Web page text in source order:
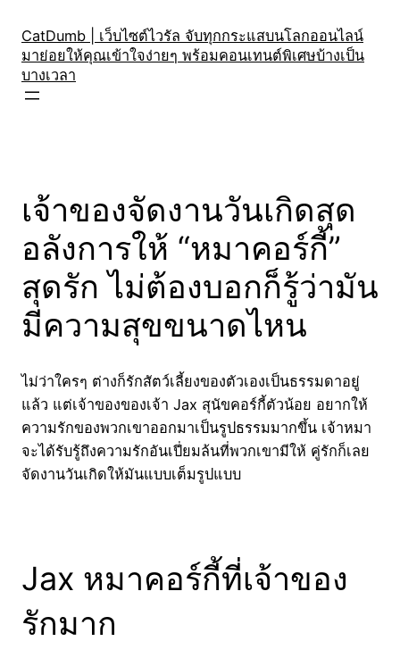
content
CatDumb | เว็บไซต์ไวรัล จับทุกกระแสบนโลกออนไลน์
มาย่อยให้คุณเข้าใจง่ายๆ พร้อมคอนเทนต์พิเศษบ้างเป็น
บางเวลา
เจ้าของจัดงานวันเกิดสุด
อลังการให้ “หมาคอร์กี้”
สุดรัก ไม่ต้องบอกก็รู้ว่ามัน
มีความสุขขนาดไหน
ไม่ว่าใครๆ ต่างก็รักสัตว์เลี้ยงของตัวเองเป็นธรรมดาอยู่
แล้ว แต่เจ้าของของเจ้า Jax สุนัขคอร์กี้ตัวน้อย อยากให้
ความรักของพวกเขาออกมาเป็นรูปธรรมมากขึ้น เจ้าหมา
จะได้รับรู้ถึงความรักอันเปี่ยมล้นที่พวกเขามีให้ คู่รักก็เลย
จัดงานวันเกิดให้มันแบบเต็มรูปแบบ
Jax หมาคอร์กี้ที่เจ้าของ
รักมาก